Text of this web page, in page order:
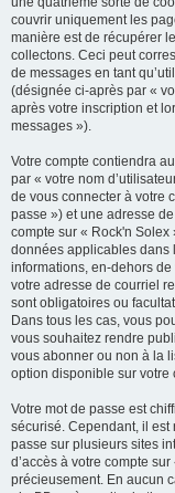
couvrir uniquement les
manière est de récupérer
collectons. Ceci peut
de messages en tant
(désignée ci-après par «
après votre inscription et
messages »).
Votre compte contiendra
par « votre nom
de vous connecter à votre
passe ») et une adresse
compte sur « Rock'n
données applicables dans
informations, en-dehors de
votre adresse de courriel
sont obligatoires ou
Dans tous les cas, vous
vous souhaitez rendre
vous abonner ou non à la
option disponible sur votre
Votre mot de passe est
sécurisé. Cependant, il est
passe sur plusieurs sites
d’accès à votre compte
précieusement. En aucun